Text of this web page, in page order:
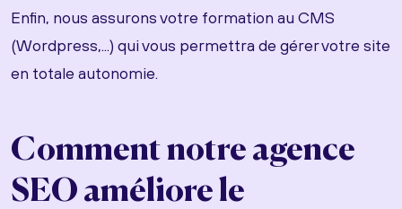
Enfin, nous assurons votre formation au CMS
(Wordpress,...) qui vous permettra de gérer votre site
en totale autonomie.
Comment notre agence
SEO améliore le